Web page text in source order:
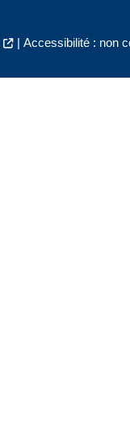
| Accessibilité : non